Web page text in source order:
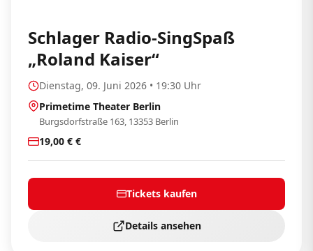
Schlager Radio-SingSpaß
„Roland Kaiser“
Dienstag, 09. Juni 2026 • 19:30 Uhr
Primetime Theater Berlin
Burgsdorfstraße 163, 13353 Berlin
19,00 € €
Tickets kaufen
Details ansehen